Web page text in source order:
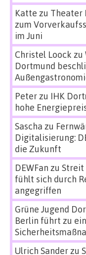
Katte zu Theater
zum
im Juni
Christel Loock zu
Dortmund
Peterzu IHK
hohe
Sascha zu
Digitalisierung:
die Zukunft
DEWFan zu Streit
fühlt sich durch
angegriffen
Grüne Jugend
Berlin führt zu
Ulrich Sanderzu